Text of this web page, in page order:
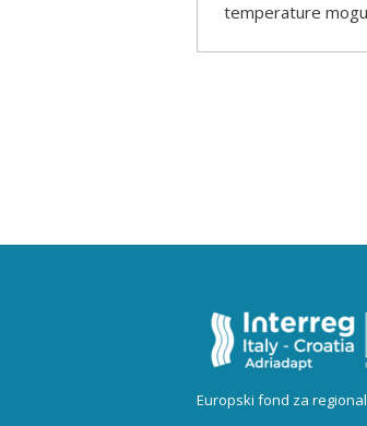
temperature
Europski fond za